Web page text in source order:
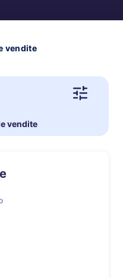
vendite
vendite